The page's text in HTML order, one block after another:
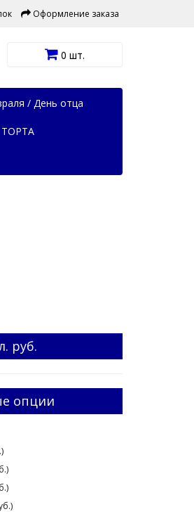
Оформление заказа
0 шт.
/ День отца
ТОРТА
руб.
опции